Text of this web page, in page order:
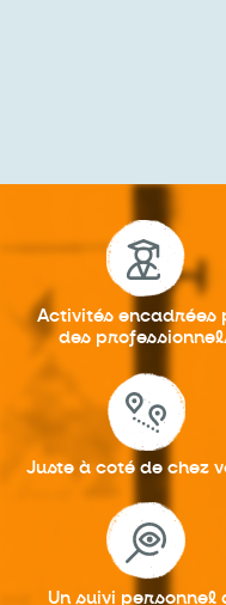
Activités encadrées
des
Juste à coté de chez
Un suivi personnel